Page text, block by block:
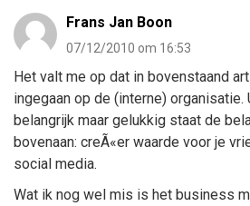
Frans Jan Boon
07/12/2010 om 16:53
Het valt me op dat in bovenstaand
ingegaan op de (interne) organisatie.
belangrijk maar gelukkig staat de
bovenaan: creÃ«er waarde voor je
social media.
Wat ik nog wel mis is het business